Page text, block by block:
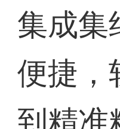
集成集
便捷，
到精准